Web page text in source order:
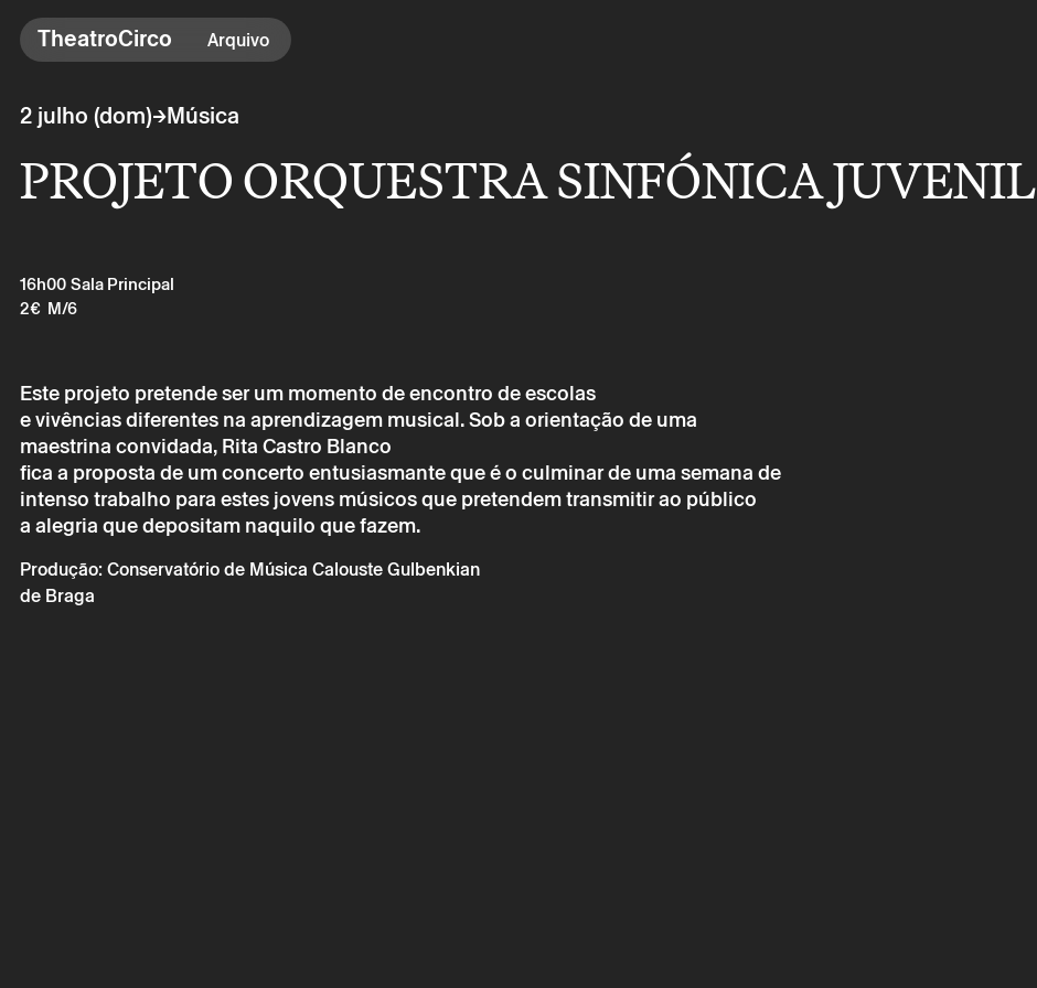
TheatroCirco
Outros
→ Bilheteira
→ O Theatro
TheatroCirco Arquivo
2 julho (dom)→Música
PROJETO ORQUESTRA SINFÓNICA JUVENIL
16h00Sala Principal
2€ M/6
Este projeto pretende ser um momento de encontro de escolas
e vivências diferentes na aprendizagem musical. Sob a orientação de uma
maestrina convidada, Rita Castro Blanco
fica a proposta de um concerto entusiasmante que é o culminar de uma semana de
intenso trabalho para estes jovens músicos que pretendem transmitir ao público
a alegria que depositam naquilo que fazem.
Produção: Conservatório de Música Calouste Gulbenkian
de Braga